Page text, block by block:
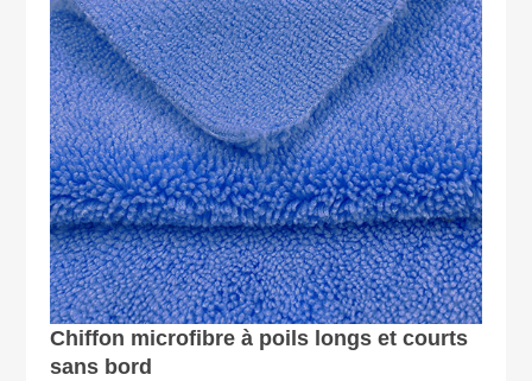
Chiffon microfibre à poils longs et courts
sans bord